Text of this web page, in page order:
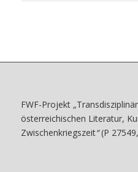
FWF-Projekt „
österreichischen Literatur,
Zwischenkriegszeit“(P